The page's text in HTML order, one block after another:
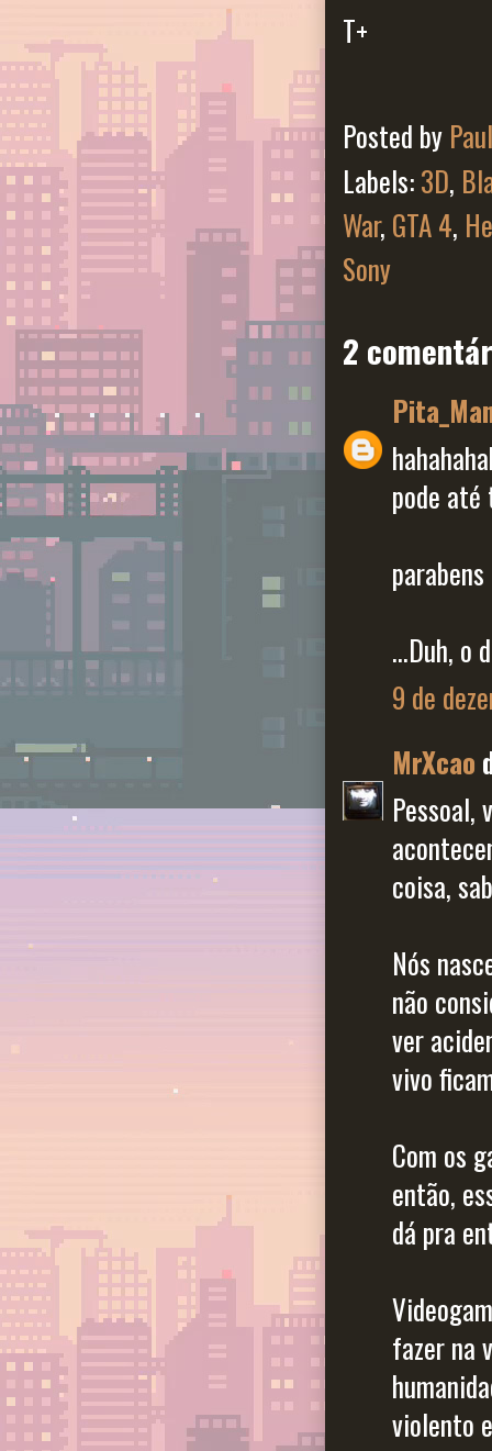
T+
Posted by
Labels:3D,
War, GTA 4,
Sony
2
pode
...Duh, o
9 de
MrXcao
Pessoal,
coisa,
Nós
não
ver
vivo
Com os
então,
dá pra
fazer na
violento